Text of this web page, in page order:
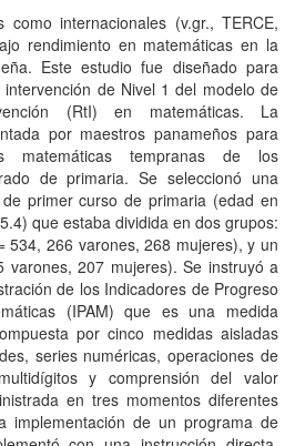
como internacionales (v.gr., TERCE,
rendimiento en matemáticas en la
Este estudio fue diseñado para
de Nivel 1 del modelo de
(RtI) en matemáticas. La
por maestros panameños para
matemáticas tempranas de los
de primaria. Se seleccionó una
primer curso de primaria (edad en
que estaba dividida en dos grupos:
534, 266 varones, 268 mujeres), y un
varones, 207 mujeres). Se instruyó a
de los Indicadores de Progreso
(IPAM) que es una medida
por cinco medidas aisladas
series numéricas, operaciones de
y comprensión del valor
en tres momentos diferentes
implementación de un programa de